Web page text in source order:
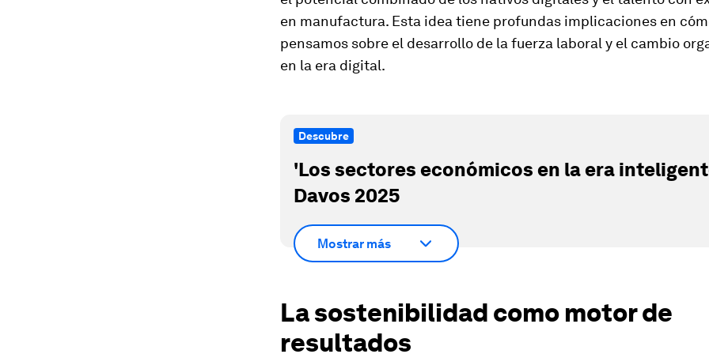
en manufactura. Esta idea tiene profundas implicaciones en
pensamos sobre el desarrollo de la fuerza laboral y el cambio
en la era digital.
Descubre
'Los sectores económicos en la era
Davos 2025
Mostrar más
La sostenibilidad como motor de
resultados